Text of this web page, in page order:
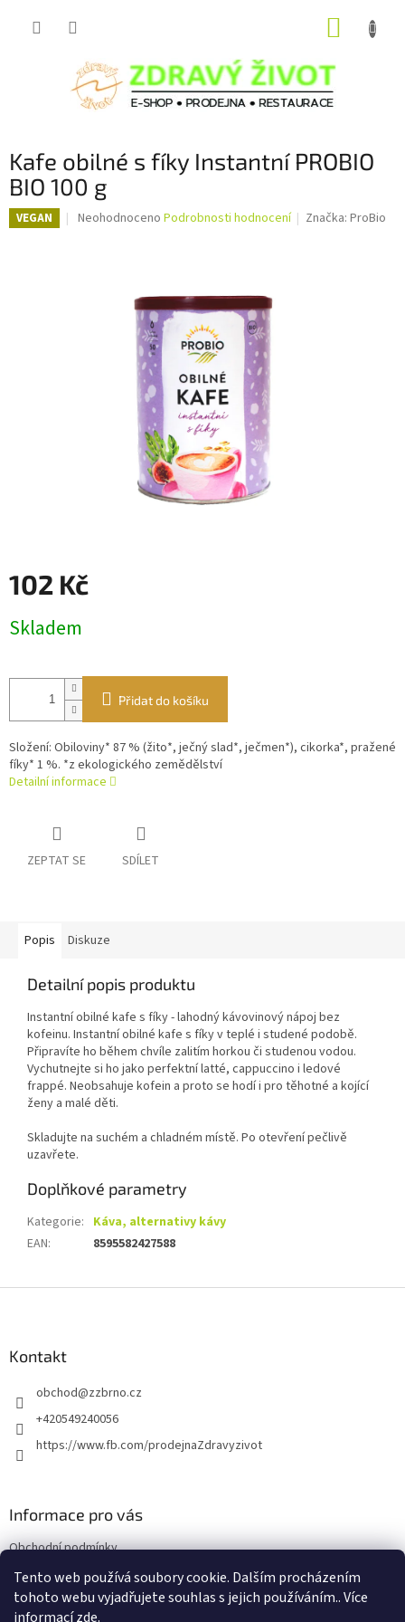
Tento web používá soubory cookie. Dalším procházením
tohoto webu vyjadřujete souhlas s jejich používáním.. Více
informacízde.
Kafe obilné s fíky Instantní PROBIO
BIO 100 g
VEGAN
Průměrné
Neohodnoceno Podrobnosti hodnocení Značka:ProBio
102 Kč
cena:
Skladem
Přidat do košíku
Složení: Obiloviny* 87 % (žito*, ječný slad*, ječmen*), cikorka*, pražené
fíky* 1 %. *z ekologického zemědělství
Detailní informace
ZEPTAT SE SDÍLET
Popis Diskuze
Detailní popis produktu
Instantní obilné kafe s fíky - lahodný kávovinový nápoj bez
kofeinu. Instantní obilné kafe s fíky v teplé i studené podobě.
Připravíte ho během chvíle zalitím horkou či studenou vodou.
Vychutnejte si ho jako perfektní latté, cappuccino i ledové
frappé. Neobsahuje kofein a proto se hodí i pro těhotné a kojící
ženy a malé děti.
Skladujte na suchém a chladném místě. Po otevření pečlivě
uzavřete.
Doplňkové parametry
Kategorie: Káva, alternativy kávy
EAN: 8595582427588
Kontakt
obchod@zzbrno.cz
+420549240056
https://www.fb.com/prodejnaZdravyzivot
Informace pro vás
Obchodní podmínky
Podmínky ochrany osobních údajů